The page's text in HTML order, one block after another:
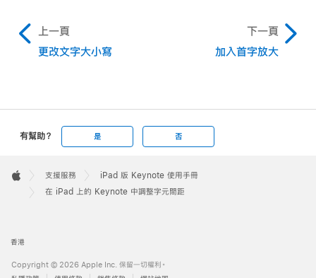
上一頁
更改文字大小寫
下一頁
加入首字放大
有幫助？ 是 否
Footer

支援服務
iPad 版 Keynote 使用手冊
在 iPad 上的 Keynote 中調整字元間距
香港
Copyright © 2026 Apple Inc. 保留一切權利。